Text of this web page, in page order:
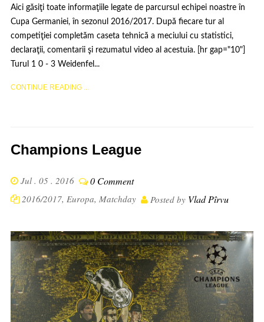
Aici găsiţi toate informaţiile legate de parcursul echipei noastre în
Cupa Germaniei, în sezonul 2016/2017. După fiecare tur al
competiţiei completăm caseta tehnică a meciului cu statistici,
declaraţii, comentarii şi rezumatul video al acestuia. [hr gap="10"]
Turul 1 0 - 3 Weidenfel...
CONTINUE READING ...
Champions League
Jul . 05 . 2016 0 Comment
2016/2017, Europa, Matchday Posted by Vlad Pîrvu